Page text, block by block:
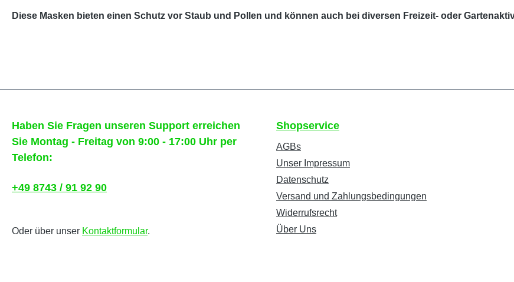
Diese Masken bieten einen Schutz vor Staub und Pollen und können auch bei diversen Freizeit- oder
Haben Sie Fragen unseren Support erreichen
Sie Montag - Freitag von 9:00 - 17:00 Uhr per
Telefon:
+49 8743 / 91 92 90
Oder über unser Kontaktformular.
Shopservice
AGBs
Unser Impressum
Datenschutz
Versand und Zahlungsbedingungen
Widerrufsrecht
Über Uns